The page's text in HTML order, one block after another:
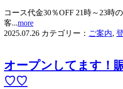
コース代金30％OFF 21時～23時
客...more
2025.07.26 カテゴリー： ご案内,
オープンしてます！
♡♡